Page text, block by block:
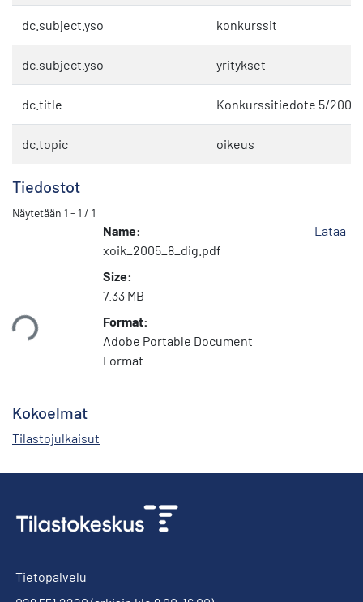
dc.subject.yso konkurssit
dc.subject.yso yritykset
dc.title Konkurssitiedote 5/2005
dc.topic oikeus
Tiedostot
Näytetään 1 - 1 / 1
Name:
xoik_2005_8_dig.pdf
Size:
7.33 MB
Format:
Adobe Portable Document
Format
Lataa
Kokoelmat
Tilastojulkaisut
Tietopalvelu